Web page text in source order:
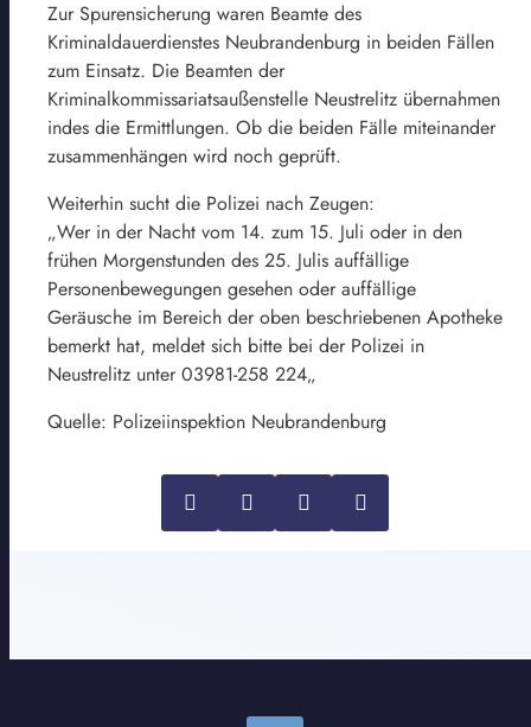
Zur Spurensicherung waren Beamte des
Kriminaldauerdienstes Neubrandenburg in beiden Fällen
zum Einsatz. Die Beamten der
Kriminalkommissariatsaußenstelle Neustrelitz übernahmen
indes die Ermittlungen. Ob die beiden Fälle miteinander
zusammenhängen wird noch geprüft.
Weiterhin sucht die Polizei nach Zeugen:
„Wer in der Nacht vom 14. zum 15. Juli oder in den
frühen Morgenstunden des 25. Julis auffällige
Personenbewegungen gesehen oder auffällige
Geräusche im Bereich der oben beschriebenen Apotheke
bemerkt hat, meldet sich bitte bei der Polizei in
Neustrelitz unter 03981-258 224„
Quelle: Polizeiinspektion Neubrandenburg